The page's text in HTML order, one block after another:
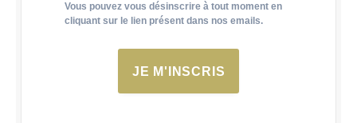
Vous pouvez vous désinscrire à tout moment en
cliquant sur le lien présent dans nos emails.
JE M'INSCRIS